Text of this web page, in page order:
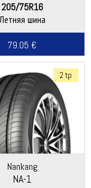
205/75R16
шина
79.05 €
2 tp
Nankang
NA-1